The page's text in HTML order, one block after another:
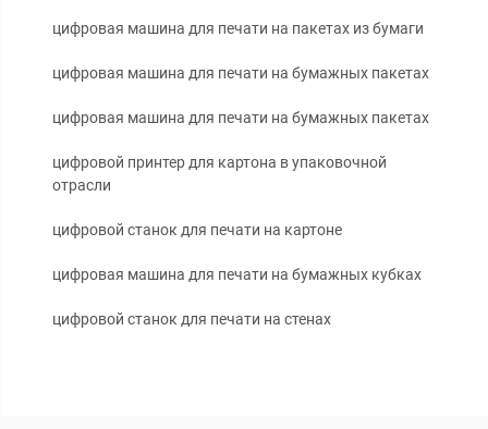
цифровая машина для печати на пакетах из бумаги
цифровая машина для печати на бумажных пакетах
цифровая машина для печати на бумажных пакетах
цифровой принтер для картона в упаковочной
отрасли
цифровой станок для печати на картоне
цифровая машина для печати на бумажных кубках
цифровой станок для печати на стенах